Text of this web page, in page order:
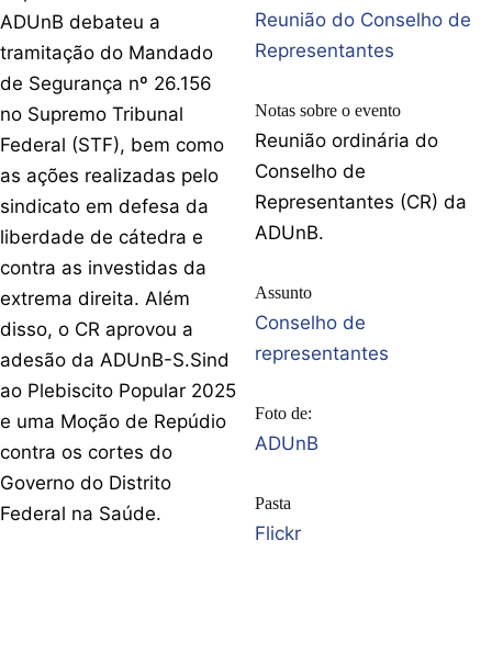
ADUnB debateu a
tramitação do Mandado
de Segurança nº 26.156
no Supremo Tribunal
Federal (STF), bem como
as ações realizadas pelo
sindicato em defesa da
liberdade de cátedra e
contra as investidas da
extrema direita. Além
disso, o CR aprovou a
adesão da ADUnB-S.Sind
ao Plebiscito Popular 2025
e uma Moção de Repúdio
contra os cortes do
Governo do Distrito
Federal na Saúde.
Reunião do Conselho de
Representantes
Notas sobre o evento
Reunião ordinária do
Conselho de
Representantes (CR) da
ADUnB.
Assunto
Conselho de
representantes
Foto de:
ADUnB
Pasta
Flickr